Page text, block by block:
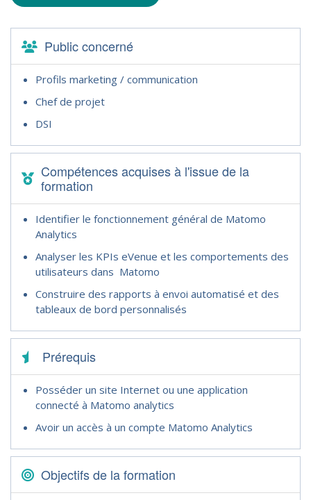
Public concerné
Profils marketing / communication
Chef de projet
DSI
Compétences acquises à l'issue de la
formation
Identifier le fonctionnement général de Matomo
Analytics
Analyser les KPIs eVenue et les comportements des
utilisateurs dans Matomo
Construire des rapports à envoi automatisé et des
tableaux de bord personnalisés
Prérequis
Posséder un site Internet ou une application
connecté à Matomo analytics
Avoir un accès à un compte Matomo Analytics
Objectifs de la formation